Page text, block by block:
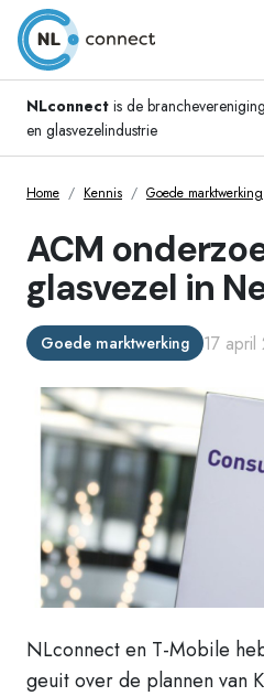
NLconnect is de
en glasvezelindustrie
Home Kennis Goede marktwerking
ACM
glasvezel in
Goede marktwerking 17 april
NLconnect en T-Mobile
geuit over de plannen van